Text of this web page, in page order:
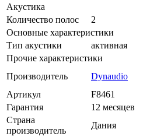
Акустика
Количество полос
2
Основные характеристики
Тип акустики
активная
Прочие характеристики
Производитель
Dynaudio
Артикул
F8461
Гарантия
12 месяцев
Страна
производитель
Дания